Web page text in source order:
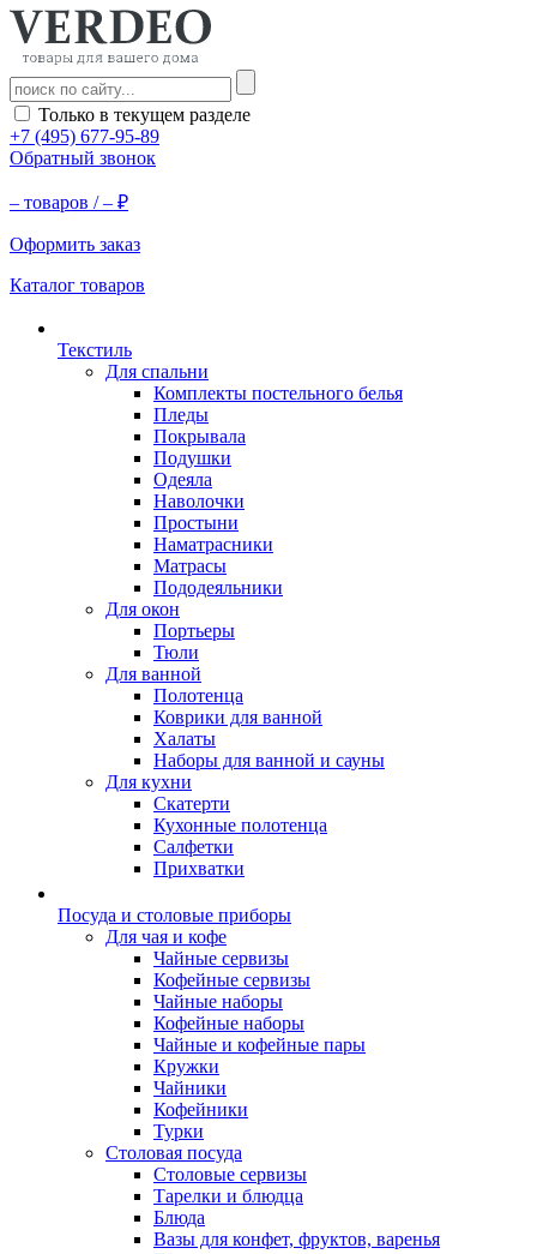
Только в текущем разделе
+7 (495) 677-95-89
Обратный звонок
– товаров /– ₽
Оформить заказ
Каталог товаров
Текстиль
Для спальни
Комплекты постельного белья
Пледы
Покрывала
Подушки
Одеяла
Наволочки
Простыни
Наматрасники
Матрасы
Пододеяльники
Для окон
Портьеры
Тюли
Для ванной
Полотенца
Коврики для ванной
Халаты
Наборы для ванной и сауны
Для кухни
Скатерти
Кухонные полотенца
Салфетки
Прихватки
Посуда и столовые приборы
Для чая и кофе
Чайные сервизы
Кофейные сервизы
Чайные наборы
Кофейные наборы
Чайные и кофейные пары
Кружки
Чайники
Кофейники
Турки
Столовая посуда
Столовые сервизы
Тарелки и блюдца
Блюда
Вазы для конфет, фруктов, варенья